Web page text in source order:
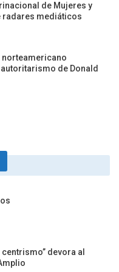
de Mujeres y
radares mediáticos
norteamericano
de Donald
devora al